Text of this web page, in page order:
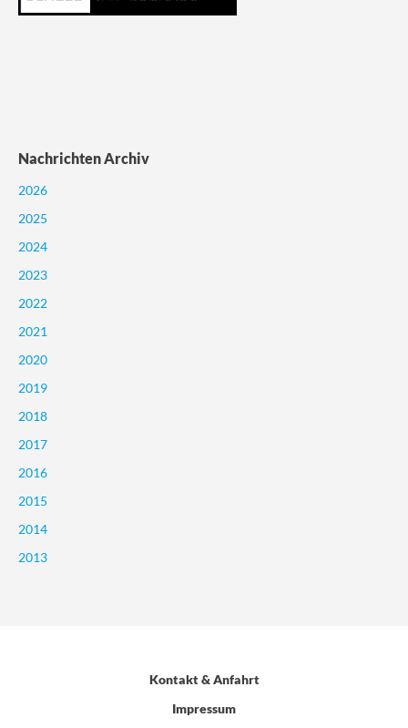
Nachrichten Archiv
2026
2025
2024
2023
2022
2021
2020
2019
2018
2017
2016
2015
2014
2013
Kontakt & Anfahrt
Impressum